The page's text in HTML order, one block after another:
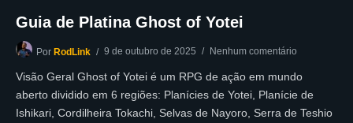
Guia de Platina Ghost of Yotei
Por RodLink 9 de outubro de 2025 Nenhum comentário
Visão Geral Ghost of Yotei é um RPG de ação em mundo
aberto dividido em 6 regiões: Planícies de Yotei, Planície de
Ishikari, Cordilheira Tokachi, Selvas de Nayoro, Serra de Teshio